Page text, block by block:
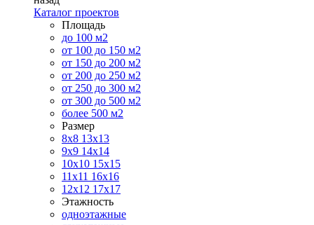
Каталог проектов
Площадь
до 100 м2
от 100 до 150 м2
от 150 до 200 м2
от 200 до 250 м2
от 250 до 300 м2
от 300 до 500 м2
более 500 м2
Размер
8х8 13х13
9х9 14х14
10х10 15х15
11x11 16х16
12х12 17х17
Этажность
одноэтажные